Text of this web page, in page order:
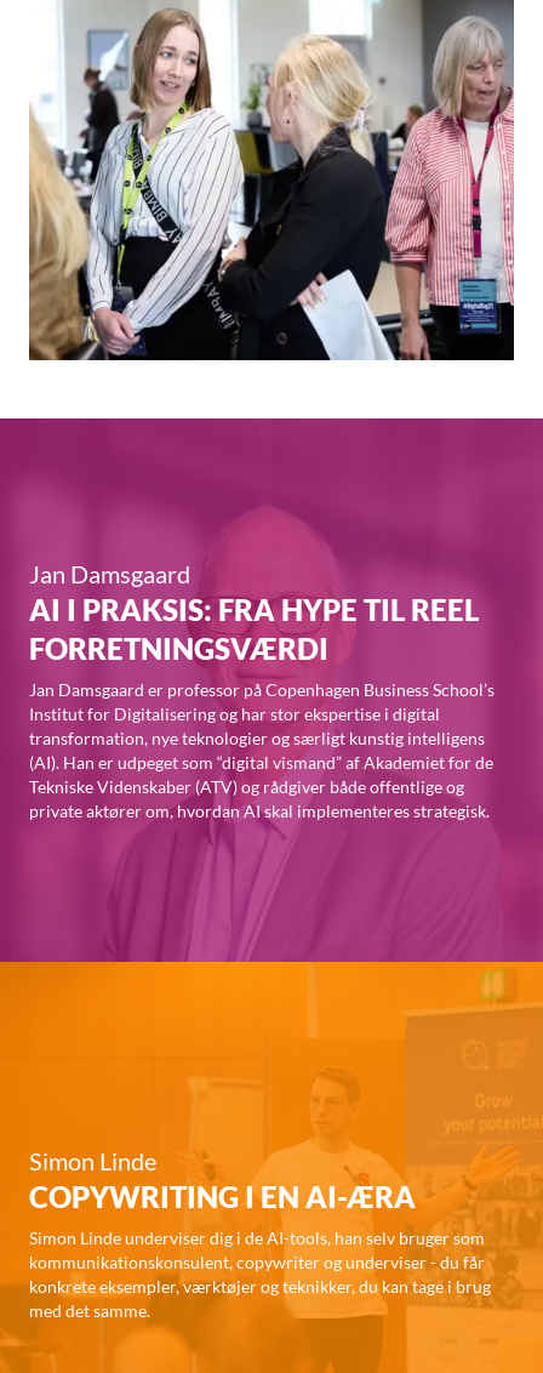
Jan Damsgaard
AI I PRAKSIS: FRA HYPE TIL REEL
FORRETNINGSVÆRDI
Jan Damsgaard er professor på Copenhagen Business School’s
Institut for Digitalisering og har stor ekspertise i digital
transformation, nye teknologier og særligt kunstig intelligens
(AI). Han er udpeget som “digital vismand” af Akademiet for de
Tekniske Videnskaber (ATV) og rådgiver både offentlige og
private aktører om, hvordan AI skal implementeres strategisk.
Simon Linde
COPYWRITING I EN AI-ÆRA
Simon Linde underviser dig i de AI-tools, han selv bruger som
kommunikationskonsulent, copywriter og underviser - du får
konkrete eksempler, værktøjer og teknikker, du kan tage i brug
med det samme.